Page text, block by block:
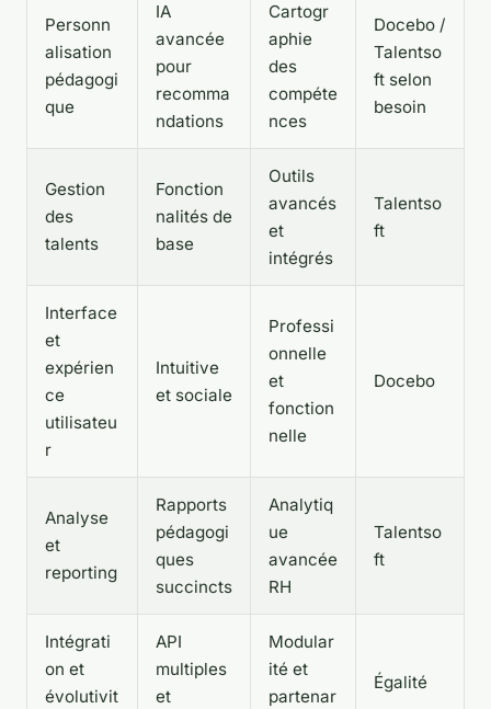
Personn
alisation
pédagogi
que
IA
avancée
pour
recomma
ndations
Cartogr
aphie
des
compéte
nces
Docebo /
Talentso
ft selon
besoin
Gestion
des
talents
Fonction
nalités de
base
Outils
avancés
et
intégrés
Talentso
ft
Interface
et
expérien
ce
utilisateu
r
Intuitive
et sociale
Professi
onnelle
et
fonction
nelle
Docebo
Analyse
et
reporting
Rapports
pédagogi
ques
succincts
Analytiq
ue
avancée
RH
Talentso
ft
Intégrati
on et
évolutivit
API
multiples
et
Modular
ité et
partenar
Égalité